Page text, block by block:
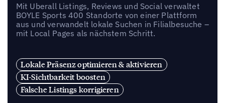
Mit Uberall Listings, Reviews und Social verwaltet
BOYLE Sports 400 Standorte von einer Plattform
aus und verwandelt lokale Suchen in Filialbesuche –
mit Local Pages als nächstem Schritt.
Lokale Präsenz optimieren & aktivieren
KI-Sichtbarkeit boosten
Falsche Listings korrigieren